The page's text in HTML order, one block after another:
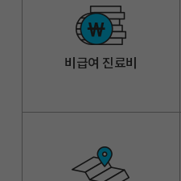
비급여 진료비